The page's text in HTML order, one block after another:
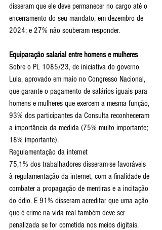
disseram que ele deve permanecer no cargo até o
encerramento do seu mandato, em dezembro de
2024; e 27% não souberam responder.
Equiparação salarial entre homens e mulheres
Sobre o PL 1085/23, de iniciativa do governo
Lula, aprovado em maio no Congresso Nacional,
que garante o pagamento de salários iguais para
homens e mulheres que exercem a mesma função,
93% dos participantes da Consulta reconheceram
a importância da medida (75% muito importante;
18% importante).
Regulamentação da internet
75,1% dos trabalhadores disseram-se favoráveis
à regulamentação da internet, com a finalidade de
combater a propagação de mentiras e a incitação
do ódio. E 91% disseram acreditar que uma ação
que é crime na vida real também deve ser
penalizada se for cometida nos meios digitais.